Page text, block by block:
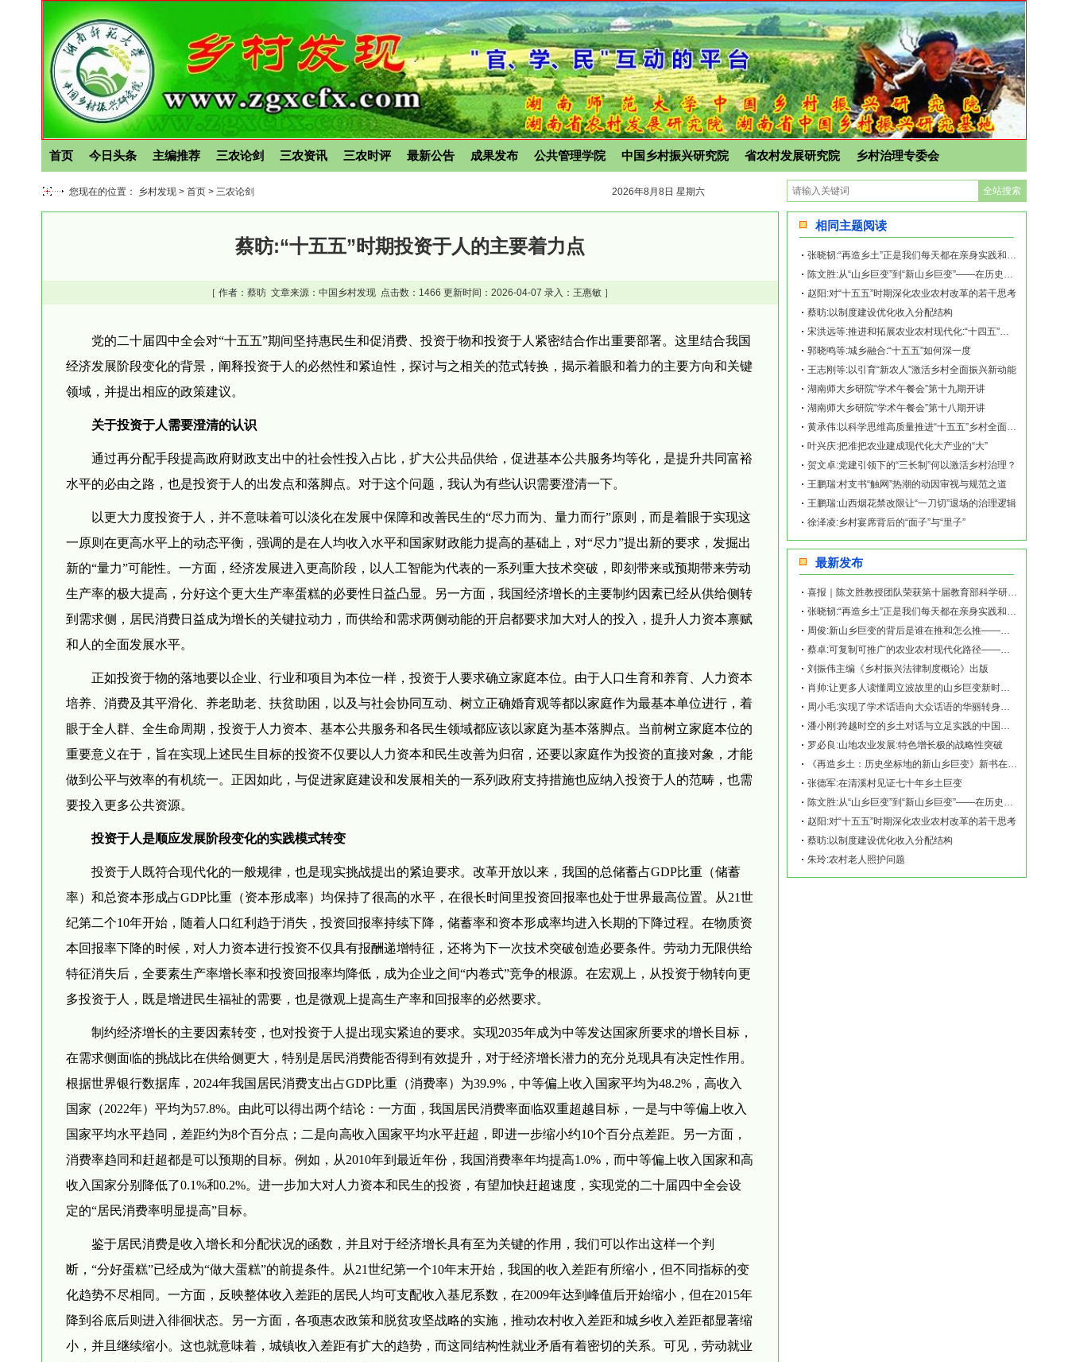
首页 今日头条 主编推荐 三农论剑 三农资讯 三农时评 最新公告 成果发布 公共管理学院 中国乡村振兴研究院 省农村发展研究院 乡村治理专委会
您现在的位置： 乡村发现 > 首页 > 三农论剑 2026年8月8日 星期六
蔡昉:“十五五”时期投资于人的主要着力点
［ 作者： 蔡昉文章来源：中国乡村发现 点击数： 1466 更新时间：2026-04-07 录入：王惠敏 ］
党的二十届四中全会对“十五五”期间坚持惠民生和促消费、投资于物和投资于人紧密结合作出重要部署。这里结合我国
经济发展阶段变化的背景，阐释投资于人的必然性和紧迫性，探讨与之相关的范式转换，揭示着眼和着力的主要方向和关键
领域，并提出相应的政策建议。
关于投资于人需要澄清的认识
通过再分配手段提高政府财政支出中的社会性投入占比，扩大公共品供给，促进基本公共服务均等化，是提升共同富裕
水平的必由之路，也是投资于人的出发点和落脚点。对于这个问题，我认为有些认识需要澄清一下。
以更大力度投资于人，并不意味着可以淡化在发展中保障和改善民生的“尽力而为、量力而行”原则，而是着眼于实现这
一原则在更高水平上的动态平衡，强调的是在人均收入水平和国家财政能力提高的基础上，对“尽力”提出新的要求，发掘出
新的“量力”可能性。一方面，经济发展进入更高阶段，以人工智能为代表的一系列重大技术突破，即刻带来或预期带来劳动
生产率的极大提高，分好这个更大生产率蛋糕的必要性日益凸显。另一方面，我国经济增长的主要制约因素已经从供给侧转
到需求侧，居民消费日益成为增长的关键拉动力，而供给和需求两侧动能的开启都要求加大对人的投入，提升人力资本禀赋
和人的全面发展水平。
正如投资于物的落地要以企业、行业和项目为本位一样，投资于人要求确立家庭本位。由于人口生育和养育、人力资本
培养、消费及其平滑化、养老助老、扶贫助困，以及与社会协同互动、树立正确婚育观等都以家庭作为最基本单位进行，着
眼于全人群、全生命周期，投资于人力资本、基本公共服务和各民生领域都应该以家庭为基本落脚点。当前树立家庭本位的
重要意义在于，旨在实现上述民生目标的投资不仅要以人力资本和民生改善为归宿，还要以家庭作为投资的直接对象，才能
做到公平与效率的有机统一。正因如此，与促进家庭建设和发展相关的一系列政府支持措施也应纳入投资于人的范畴，也需
要投入更多公共资源。
投资于人是顺应发展阶段变化的实践模式转变
投资于人既符合现代化的一般规律，也是现实挑战提出的紧迫要求。改革开放以来，我国的总储蓄占GDP比重（储蓄
率）和总资本形成占GDP比重（资本形成率）均保持了很高的水平，在很长时间里投资回报率也处于世界最高位置。从21世
纪第二个10年开始，随着人口红利趋于消失，投资回报率持续下降，储蓄率和资本形成率均进入长期的下降过程。在物质资
本回报率下降的时候，对人力资本进行投资不仅具有报酬递增特征，还将为下一次技术突破创造必要条件。劳动力无限供给
特征消失后，全要素生产率增长率和投资回报率均降低，成为企业之间“内卷式”竞争的根源。在宏观上，从投资于物转向更
多投资于人，既是增进民生福祉的需要，也是微观上提高生产率和回报率的必然要求。
制约经济增长的主要因素转变，也对投资于人提出现实紧迫的要求。实现2035年成为中等发达国家所要求的增长目标，
在需求侧面临的挑战比在供给侧更大，特别是居民消费能否得到有效提升，对于经济增长潜力的充分兑现具有决定性作用。
根据世界银行数据库，2024年我国居民消费支出占GDP比重（消费率）为39.9%，中等偏上收入国家平均为48.2%，高收入
国家（2022年）平均为57.8%。由此可以得出两个结论：一方面，我国居民消费率面临双重超越目标，一是与中等偏上收入
国家平均水平趋同，差距约为8个百分点；二是向高收入国家平均水平赶超，即进一步缩小约10个百分点差距。另一方面，
消费率趋同和赶超都是可以预期的目标。例如，从2010年到最近年份，我国消费率年均提高1.0%，而中等偏上收入国家和高
收入国家分别降低了0.1%和0.2%。进一步加大对人力资本和民生的投资，有望加快赶超速度，实现党的二十届四中全会设
定的“居民消费率明显提高”目标。
鉴于居民消费是收入增长和分配状况的函数，并且对于经济增长具有至为关键的作用，我们可以作出这样一个判
断，“分好蛋糕”已经成为“做大蛋糕”的前提条件。从21世纪第一个10年末开始，我国的收入差距有所缩小，但不同指标的变
化趋势不尽相同。一方面，反映整体收入差距的居民人均可支配收入基尼系数，在2009年达到峰值后开始缩小，但在2015年
降到谷底后则进入徘徊状态。另一方面，各项惠农政策和脱贫攻坚战略的实施，推动农村收入差距和城乡收入差距都显著缩
小，并且继续缩小。这也就意味着，城镇收入差距有扩大的趋势，而这同结构性就业矛盾有着密切的关系。可见，劳动就业
相同主题阅读
赵阳:对“十五五”时期深化农业农村改革的若干思考
蔡昉:以制度建设优化收入分配结构
宋洪远等:推进和拓展农业农村现代化:“十四五”回顾与“十五五”展望
郭晓鸣等:城乡融合:“十五五”如何深一度
王志刚等:以引育“新农人”激活乡村全面振兴新动能
湖南师大乡研院“学术午餐会”第十九期开讲
湖南师大乡研院“学术午餐会”第十八期开讲
黄承伟:以科学思维高质量推进“十五五”乡村全面振兴开新局
叶兴庆:把准把农业建成现代化大产业的“大”
贺文卓:党建引领下的“三长制”何以激活乡村治理？
王鹏瑞:村支书“触网”热潮的动因审视与规范之道
王鹏瑞:山西烟花禁改限让“一刀切”退场的治理逻辑
徐泽凌:乡村宴席背后的“面子”与“里子”
最新发布
喜报｜陈文胜教授团队荣获第十届教育部科学研究优秀成果奖（人文社会科学）
周俊:新山乡巨变的背后是谁在推和怎么推——《再造乡土:历史坐标地的新山乡巨变》新书发
蔡卓:可复制可推广的农业农村现代化路径——《再造乡土:历史坐标地的新山乡巨变》新书发
刘振伟主编《乡村振兴法律制度概论》出版
肖帅:让更多人读懂周立波故里的山乡巨变新时代故事——《再造乡土:历史坐标地的新山乡巨
周小毛:实现了学术话语向大众话语的华丽转身——《再造乡土:历史坐标地的新山乡巨变》新
罗必良:山地农业发展:特色增长极的战略性突破
《再造乡土：历史坐标地的新山乡巨变》新书在赫山清溪村首发
张德军:在清溪村见证七十年乡土巨变
赵阳:对“十五五”时期深化农业农村改革的若干思考
蔡昉:以制度建设优化收入分配结构
朱玲:农村老人照护问题